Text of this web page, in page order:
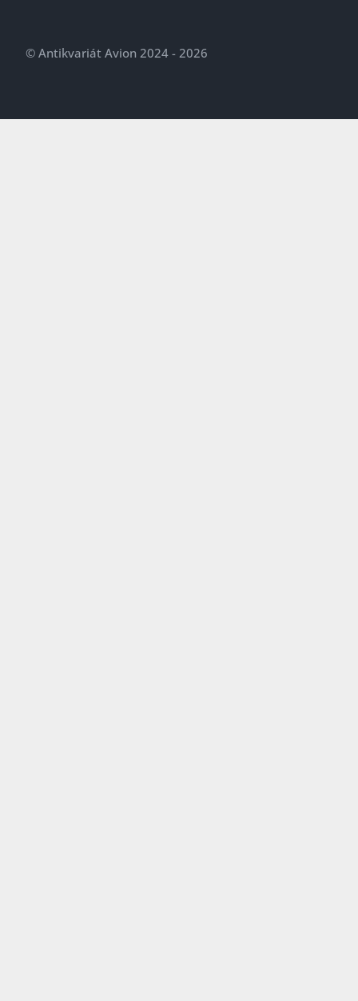
© Antikvariát Avion 2024 - 2026